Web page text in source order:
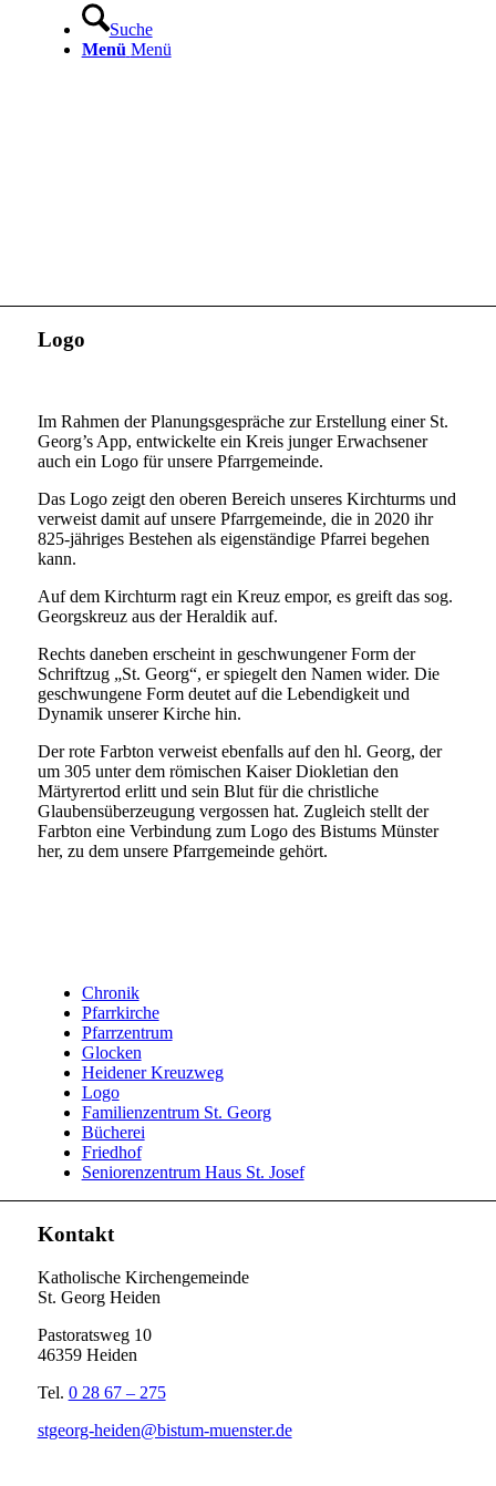
Suche
Menü Menü
Logo
Im Rahmen der Planungsgespräche zur Erstellung einer St.
Georg’s App, entwickelte ein Kreis junger Erwachsener
auch ein Logo für unsere Pfarrgemeinde.
Das Logo zeigt den oberen Bereich unseres Kirchturms und
verweist damit auf unsere Pfarrgemeinde, die in 2020 ihr
825-jähriges Bestehen als eigenständige Pfarrei begehen
kann.
Auf dem Kirchturm ragt ein Kreuz empor, es greift das sog.
Georgskreuz aus der Heraldik auf.
Rechts daneben erscheint in geschwungener Form der
Schriftzug „St. Georg“, er spiegelt den Namen wider. Die
geschwungene Form deutet auf die Lebendigkeit und
Dynamik unserer Kirche hin.
Der rote Farbton verweist ebenfalls auf den hl. Georg, der
um 305 unter dem römischen Kaiser Diokletian den
Märtyrertod erlitt und sein Blut für die christliche
Glaubensüberzeugung vergossen hat. Zugleich stellt der
Farbton eine Verbindung zum Logo des Bistums Münster
her, zu dem unsere Pfarrgemeinde gehört.
Chronik
Pfarrkirche
Pfarrzentrum
Glocken
Heidener Kreuzweg
Logo
Familienzentrum St. Georg
Bücherei
Friedhof
Seniorenzentrum Haus St. Josef
Kontakt
Katholische Kirchengemeinde
St. Georg Heiden
Pastoratsweg 10
46359 Heiden
Tel. 0 28 67 – 275
stgeorg-heiden@bistum-muenster.de